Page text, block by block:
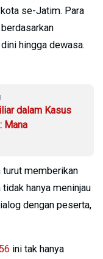
se-Jatim. Para
hingga dewasa.
dalam Kasus
Mana
turut memberikan
hanya meninjau
dengan peserta,
ini tak hanya